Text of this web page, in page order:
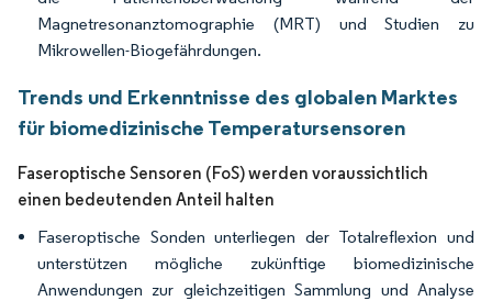
Magnetresonanztomographie (MRT) und Studien zu
Mikrowellen-Biogefährdungen.
Trends und Erkenntnisse des globalen Marktes
für biomedizinische Temperatursensoren
Faseroptische Sensoren (FoS) werden voraussichtlich
einen bedeutenden Anteil halten
Faseroptische Sonden unterliegen der Totalreflexion und
unterstützen mögliche zukünftige biomedizinische
Anwendungen zur gleichzeitigen Sammlung und Analyse